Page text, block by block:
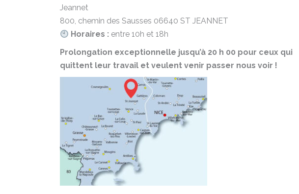
Jeannet
800, chemin des Sausses 06640 ST JEANNET
Horaires : entre 10h et 18h
Prolongation exceptionnelle jusqu’à 20 h 00 pour ceux qui
quittent leur travail et veulent venir passer nous voir !